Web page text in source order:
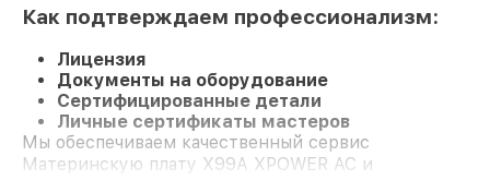
Как подтверждаем профессионализм:
Лицензия
Документы на оборудование
Сертифицированные детали
Личные сертификаты мастеров
Мы обеспечиваем качественный сервис
Материнскую плату X99A XPOWER AC и